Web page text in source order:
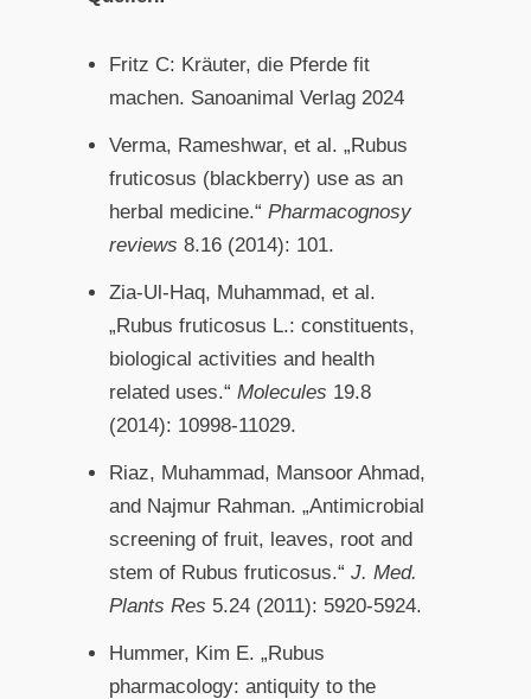
Fritz C: Kräuter, die Pferde fit
machen. Sanoanimal Verlag 2024
Verma, Rameshwar, et al. „Rubus
fruticosus (blackberry) use as an
herbal medicine.“Pharmacognosy
reviews 8.16 (2014): 101.
Zia-Ul-Haq, Muhammad, et al.
„Rubus fruticosus L.: constituents,
biological activities and health
related uses.“Molecules 19.8
(2014): 10998-11029.
Riaz, Muhammad, Mansoor Ahmad,
and Najmur Rahman. „Antimicrobial
screening of fruit, leaves, root and
stem of Rubus fruticosus.“J. Med.
Plants Res 5.24 (2011): 5920-5924.
Hummer, Kim E. „Rubus
pharmacology: antiquity to the